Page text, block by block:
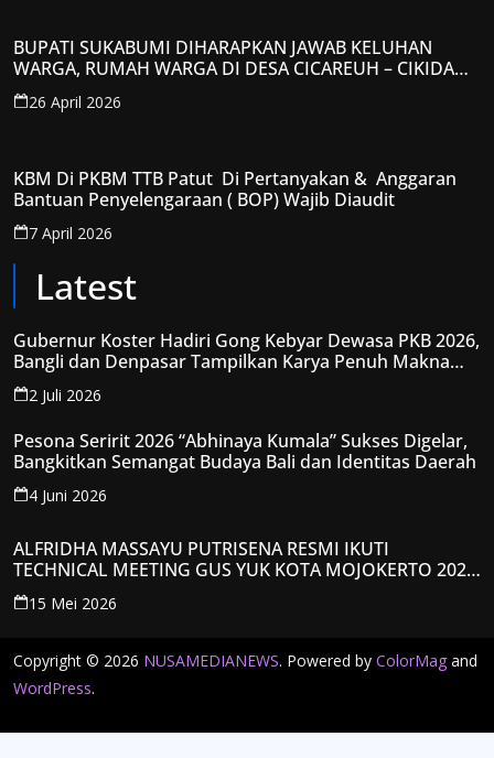
BUPATI SUKABUMI DIHARAPKAN JAWAB KELUHAN
WARGA, RUMAH WARGA DI DESA CICAREUH – CIKIDANG
DIAMBRUKAN
26 April 2026
KBM Di PKBM TTB Patut Di Pertanyakan & Anggaran
Bantuan Penyelengaraan ( BOP) Wajib Diaudit
7 April 2026
Latest
Gubernur Koster Hadiri Gong Kebyar Dewasa PKB 2026,
Bangli dan Denpasar Tampilkan Karya Penuh Makna
Spiritual
2 Juli 2026
Pesona Seririt 2026 “Abhinaya Kumala” Sukses Digelar,
Bangkitkan Semangat Budaya Bali dan Identitas Daerah
4 Juni 2026
ALFRIDHA MASSAYU PUTRISENA RESMI IKUTI
TECHNICAL MEETING GUS YUK KOTA MOJOKERTO 2026,
KANTONGI NOMOR PESERTA Y008
15 Mei 2026
Copyright © 2026 NUSAMEDIANEWS. Powered by ColorMag and
WordPress.